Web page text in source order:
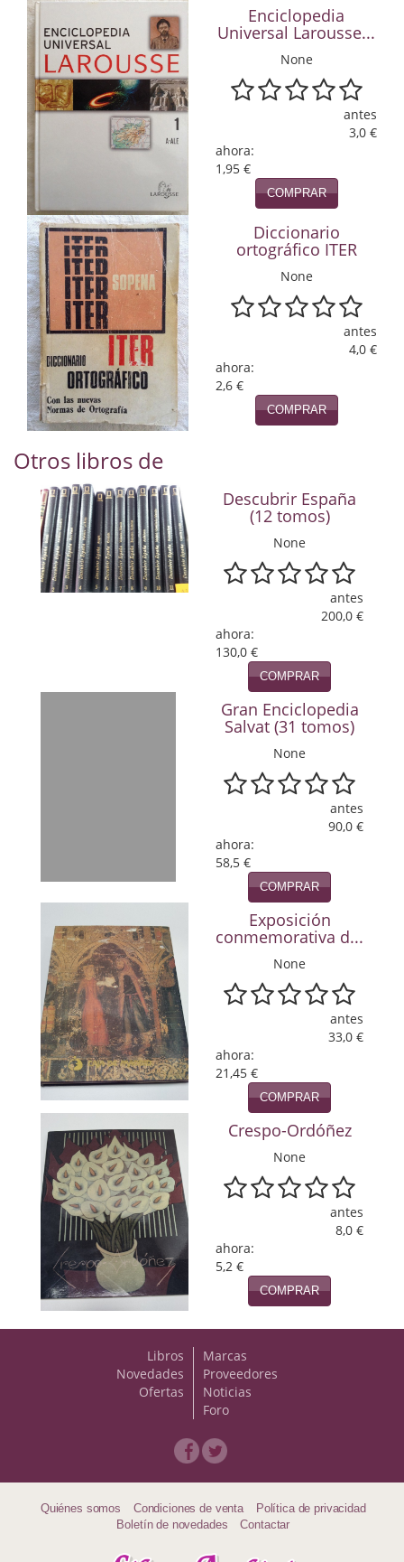
Infantil y juvenil. Nuevo!!!
Informática
Literatura fantástica
Literatura hispanoamericana
Matemáticas
Medicina
Música
Naturaleza
Novela Extranjera
Novela fantástica
Novela histórica
Novela negra
Novela romántica
Otros idiomas
Papás, Mamás, Bebés…
Revistas
Sobre Madrid
Teatro
Tema Local
Terror
Varios
Viajes
Enciclopedia
Universal Larousse...
None
antes
3,0 €
ahora:
1,95 €
COMPRAR
Diccionario
ortográfico ITER
None
antes
4,0 €
ahora:
2,6 €
COMPRAR
Otros libros de
Descubrir España
(12 tomos)
None
antes
200,0 €
ahora:
130,0 €
COMPRAR
Gran Enciclopedia
Salvat (31 tomos)
None
antes
90,0 €
ahora:
58,5 €
COMPRAR
Exposición
conmemorativa d...
None
antes
33,0 €
ahora:
21,45 €
COMPRAR
Crespo-Ordóñez
None
antes
8,0 €
ahora:
5,2 €
COMPRAR
Libros
Novedades
Ofertas
Marcas
Proveedores
Noticias
Foro
Quiénes somos Condiciones de venta
Política de privacidad
Boletín de novedades
Contactar